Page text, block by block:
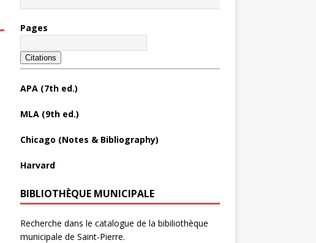
Pages
Citations
APA (7th ed.)
MLA (9th ed.)
Chicago (Notes & Bibliography)
Harvard
BIBLIOTHÈQUE MUNICIPALE
Recherche dans le catalogue de la bibiliothèque
municipale de Saint-Pierre.